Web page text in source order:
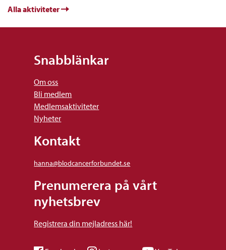
Alla aktiviteter
Snabblänkar
Om oss
Bli medlem
Medlemsaktiviteter
Nyheter
Kontakt
hanna@blodcancerforbundet.se
Prenumerera på vårt
nyhetsbrev
Registrera din mejladress här!